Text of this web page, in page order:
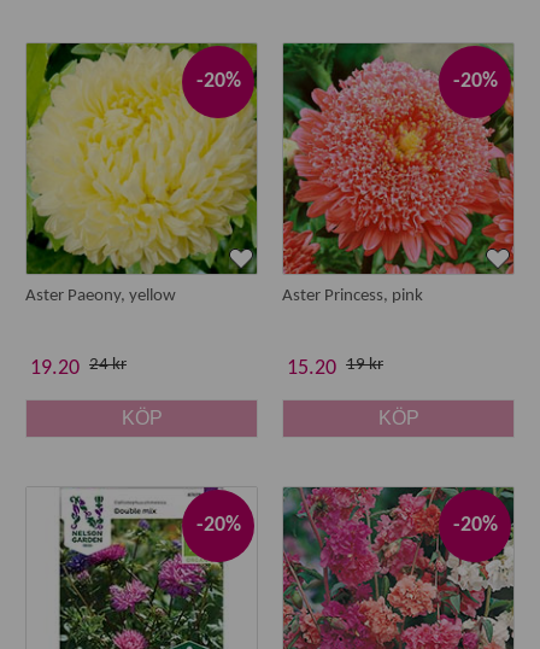
-20%
Aster Paeony, yellow
19.20 24 kr
KÖP
-20%
Aster Princess, pink
15.20 19 kr
KÖP
-20% -20%